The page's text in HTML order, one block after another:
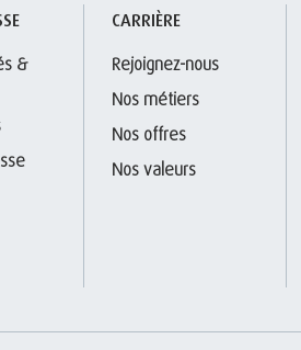
&
CARRIÈRE
Rejoignez-nous
Nos métiers
Nos offres
Nos valeurs